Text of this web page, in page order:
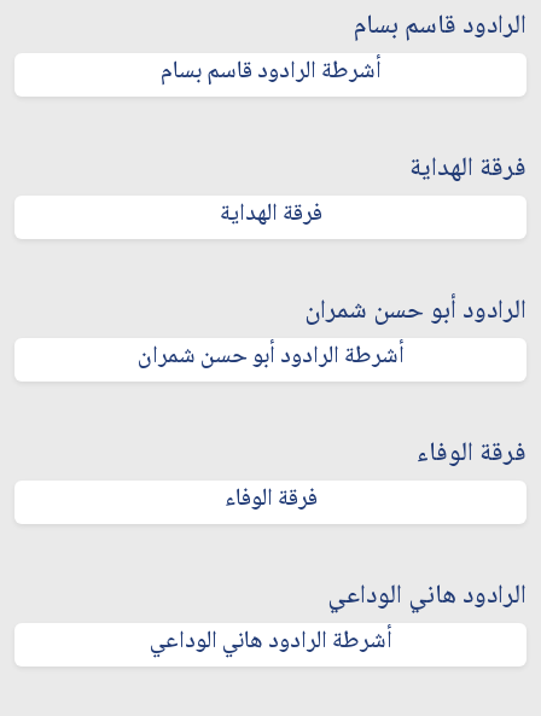
الرادود قاسم بسام
أشرطة الرادود قاسم بسام
فرقة الهداية
فرقة الهداية
الرادود أبو حسن شمران
أشرطة الرادود أبو حسن شمران
فرقة الوفاء
فرقة الوفاء
الرادود هاني الوداعي
أشرطة الرادود هاني الوداعي